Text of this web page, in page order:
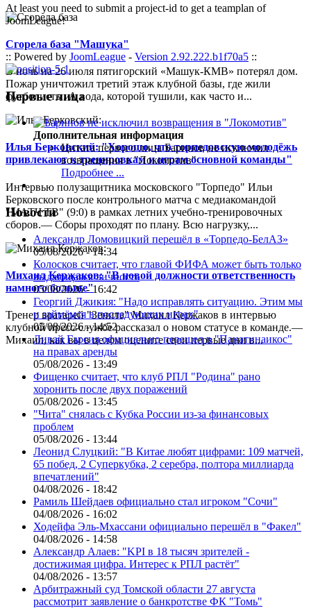
Сгорела база "Машука"
В ночь на 26 июля пятигорский «Машук-КМВ» потерял дом.
Пожар уничтожил третий этаж клубной базы, где жили
футболисты. А вода, которой тушили, как часто и...
Илья Берковский: "Хорошо, что торпедовскую молодёжь
привлекают к тренировкам и играм основной команды"
Интервью полузащитника московского "Торпедо" Ильи
Берковского после контрольного матча с медиакомандой
"МАТЧ ТВ" (9:0) в рамках летних учебно-тренировочных
сборов.— Сборы проходят по плану. Всю нагрузку,...
Михаил Кержаков: "В новой должности ответственность
намного больше"
Тренер вратарей "Зенита" Михаил Кержаков в интервью
клубной пресс-службе рассказал о новом статусе в команде.—
Михаил, как вы в целом оцените свои первые дни в...
At least you need to submit a project-id to get a teamplan of
JoomLeague!
:: Powered by JoomLeague - Version 2.92.222.b1f70a5 ::
Первые лица
Дополнительная информация
Цитата первого лица Баринов не исключил
возвращения в "Локомотив"
Подробнее ...
Новости
Александр Ломовицкий перешёл в «Торпедо-БелАЗ»
05/08/2026 - 14:34
Колосков считает, что главой ФИФА может быть только
выдающаяся личность
05/08/2026 - 16:42
Георгий Джикия: "Надо исправлять ситуацию. Этим мы
и займёмся в последующих играх"
05/08/2026 - 14:52
Ливай Гарсия официально перешел в "Панатинаикос"
на правах аренды
05/08/2026 - 13:49
Фищенко считает, что клуб РПЛ "Родина" рано
хоронить после двух поражений
05/08/2026 - 13:45
"Чита" снялась с Кубка России из-за финансовых
проблем
05/08/2026 - 13:44
Леонид Слуцкий: "В Китае любят цифрами: 109 матчей,
65 побед, 2 Суперкубка, 2 серебра, полтора миллиарда
впечатлений"
04/08/2026 - 18:42
Рамиль Шейдаев официально стал игроком "Сочи"
04/08/2026 - 16:02
Ходейфа Эль-Мхассани официально перешёл в "Факел"
04/08/2026 - 14:58
Александр Алаев: "KPI в 18 тысяч зрителей -
достижимая цифра. Интерес к РПЛ растёт"
04/08/2026 - 13:57
Арбитражный суд Томской области 27 августа
рассмотрит заявление о банкротстве ФК "Томь"